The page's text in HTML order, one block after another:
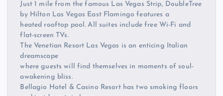
Just 1 mile from the famous Las Vegas Strip, DoubleTree
by Hilton Las Vegas East Flamingo features a
heated rooftop pool. All suites include free Wi-Fi and
flat-screen TVs.
The Venetian Resort Las Vegas is an enticing Italian
dreamscape
where guests will find themselves in moments of soul-
awakening bliss.
Bellagio Hotel & Casino Resort has two smoking floors